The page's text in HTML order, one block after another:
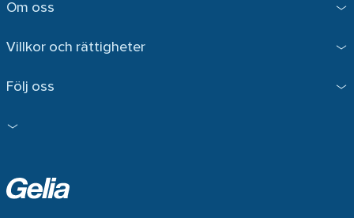
Om oss
Villkor och rättigheter
Följ oss